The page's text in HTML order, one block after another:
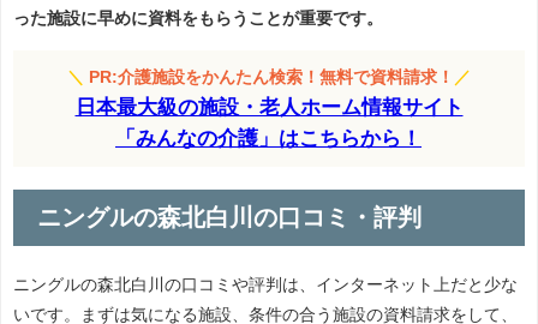
った施設に早めに資料をもらうことが重要です。
＼ PR:介護施設をかんたん検索！無料で資料請求！ ／
日本最大級の施設・老人ホーム情報サイト
「みんなの介護」はこちらから！
ニングルの森北白川の口コミ・評判
ニングルの森北白川の口コミや評判は、インターネット上だと少な
いです。まずは気になる施設、条件の合う施設の資料請求をして、